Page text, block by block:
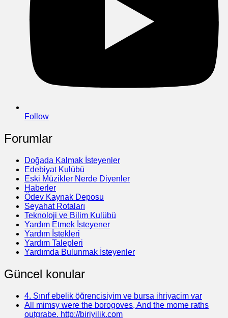
Follow
Forumlar
Doğada Kalmak İsteyenler
Edebiyat Kulübü
Eski Müzikler Nerde Diyenler
Haberler
Ödev Kaynak Deposu
Seyahat Rotaları
Teknoloji ve Bilim Kulübü
Yardım Etmek İsteyener
Yardım İstekleri
Yardım Talepleri
Yardımda Bulunmak İsteyenler
Güncel konular
4. Sınıf ebelik öğrencisiyim ve bursa ihriyacim var
All mimsy were the borogoves, And the mome raths
outgrabe. http://biriyilik.com